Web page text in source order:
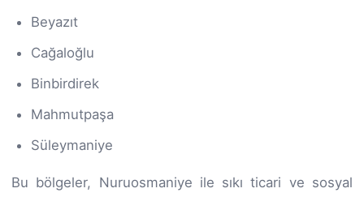
Beyazıt
Cağaloğlu
Binbirdirek
Mahmutpaşa
Süleymaniye
Bu bölgeler, Nuruosmaniye ile sıkı ticari ve sosyal